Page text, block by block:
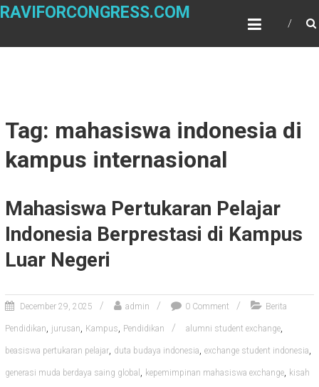
Skip
RAVIFORCONGRESS.COM
Tag: mahasiswa indonesia di
kampus internasional
Mahasiswa Pertukaran Pelajar
Indonesia Berprestasi di Kampus
Luar Negeri
December 29, 2025 admin 0 Comment Berita
Pendidikan, jurusan, Kampus, Pendidikan alumni student exchange,
beasiswa pertukaran pelajar, duta budaya indonesia, exchange student indonesia,
generasi muda berdaya saing global , kepemimpinan mahasiswa exchange, kisah